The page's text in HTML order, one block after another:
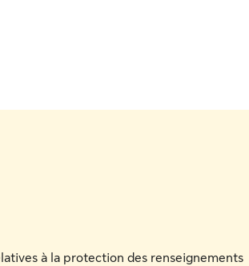
à la protection des renseignements